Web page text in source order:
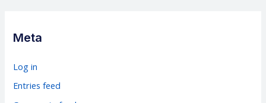
r
i
Meta
Log in
Entries feed